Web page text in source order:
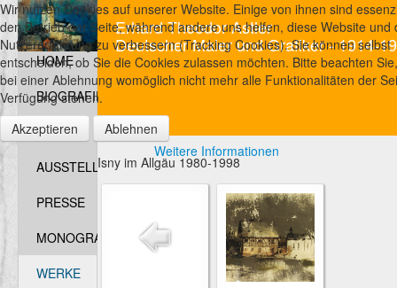
HOME
BIOGRAFIE
FOTOS
AUSSTELLUNGEN
PRESSE
MONOGRAFIEN
WERKE
Erhard Theodor Astler
Deutscher Maler und Grafiker - 1914-
Isny im Allgäu 1980-1998
Wir nutzen Cookies auf unserer Website. Einige von ihnen sind
den Betrieb der Seite, während andere uns helfen, diese Website und
Nutzererfahrung zu verbessern (Tracking Cookies). Sie können selbst
entscheiden, ob Sie die Cookies zulassen möchten. Bitte beachten
bei einer Ablehnung womöglich nicht mehr alle Funktionalitäten der
Verfügung stehen.
Akzeptieren
Ablehnen
Weitere Informationen